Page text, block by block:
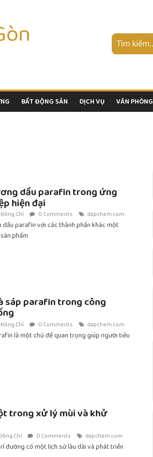
BẤT ĐỘNG SẢN DỊCH VỤ VĂN PHÒNG
dầu parafin trong ứng
hiện đại
Đông Chí 0 Comments dapchem.com
parafin với các thành phần khác một
phẩm
sáp parafin trong công
Đông Chí 0 Comments dapchem.com
là một chủ đề quan trọng giúp người tiêu
trong xử lý mùi và khử
Chí 0 Comments dapchem.com
đường có một lịch sử lâu dài và phát triển